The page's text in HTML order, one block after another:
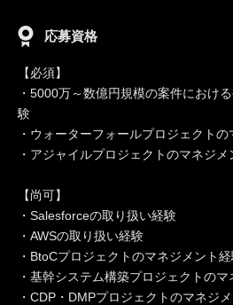
応募資格
【必須】
・5000万～数億円規模の案件におけ
験
・ウォーターフォールプロジェクト
・アジャイルプロジェクトのマネジメ
【尚可】
・Salesforceの取り扱い経験
・AWSの取り扱い経験
・BtoCプロジェクトのマネジメント
・基幹システム構築プロジェクトの
・CDP・DMPプロジェクトのマネジ